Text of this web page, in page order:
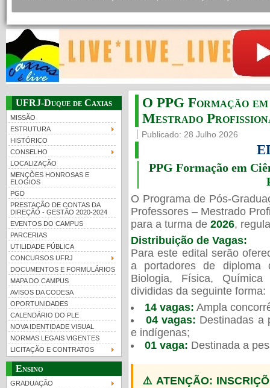
UFRJ-Duque de Caxias
MISSÃO
ESTRUTURA
HISTÓRICO
CONSELHO
LOCALIZAÇÃO
MENÇÕES HONROSAS E
ELOGIOS
PGD
PRESTAÇÃO DE CONTAS DA
DIREÇÃO - GESTÃO 2020-2024
EVENTOS DO CAMPUS
PARCERIAS
UTILIDADE PÚBLICA
CONCURSOS UFRJ
DOCUMENTOS E FORMULÁRIOS
MAPA DO CAMPUS
AVISOS DA CODESA
OPORTUNIDADES
CALENDÁRIO DO PLE
NOVA IDENTIDADE VISUAL
NORMAS LEGAIS VIGENTES
LICITAÇÃO E CONTRATOS
Ensino
GRADUAÇÃO
O PPG Formação
Mestrado
Publicado: 28 Julho 2026
PPG Formação em
O Programa de Pós-
Professores – Mestrado
para a turma de 2026,
Distribuição de Vagas:
Para este edital serão
a portadores de diploma
Biologia, Física,
divididas da seguinte forma:
14 vagas: Ampla
04 vagas: Destinadas a
e indígenas;
01 vaga: Destinada a
⚠️ ATENÇÃO:
Guia de boas práticas
UFRJ 100 anos